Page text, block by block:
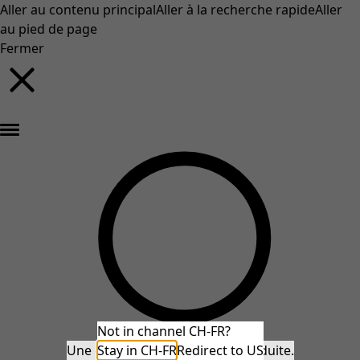
Aller au contenu principalAller à la recherche rapideAller
au pied de page
Fermer
Not in channel CH-FR?
Stay in CH-FRRedirect to US
Une erreur inattendue s'est produite.